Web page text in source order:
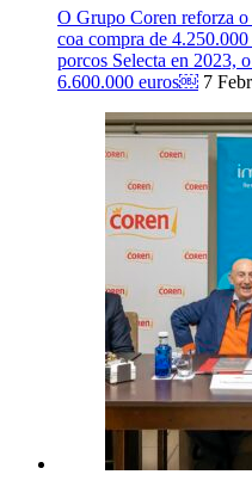
O Grupo Coren reforza
coa compra de
porcos Selecta en 2023,
6.600.000 euros￼ 7